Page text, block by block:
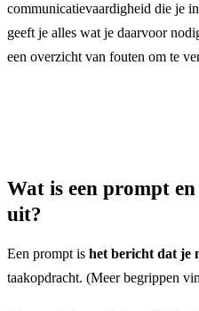
communicatievaardigheid die je
geeft je alles wat je daarvoor
een overzicht van fouten om te
Wat is een prompt
uit?
Een prompt is het bericht dat je
taakopdracht. (Meer begrippen